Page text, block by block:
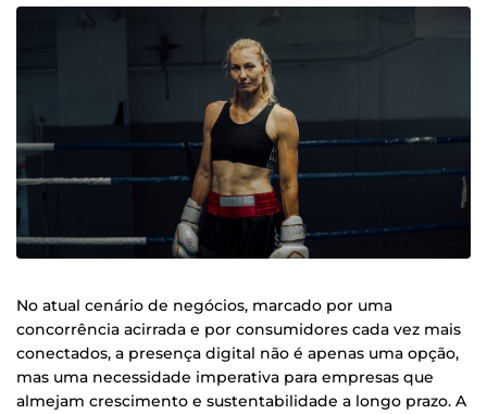
No atual cenário de negócios, marcado por uma
concorrência acirrada e por consumidores cada vez mais
conectados, a presença digital não é apenas uma opção,
mas uma necessidade imperativa para empresas que
almejam crescimento e sustentabilidade a longo prazo. A